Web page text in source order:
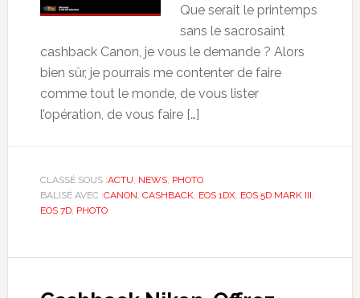
Que serait le printemps
sans le sacrosaint
cashback Canon, je vous le demande ? Alors
bien sûr, je pourrais me contenter de faire
comme tout le monde, de vous lister
l’opération, de vous faire […]
CLASSÉ SOUS :ACTU NEWS, PHOTO
BALISÉ AVEC :CANON CASHBACK, EOS 1DX, EOS 5D MARK III
EOS 7D, PHOTO